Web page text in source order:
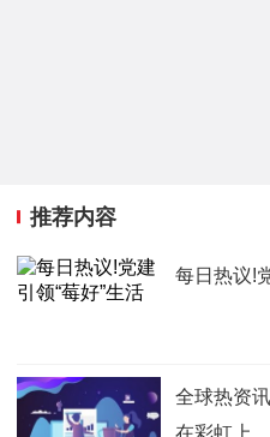
推荐内容
每日热议!
全球热资
在彩虹上